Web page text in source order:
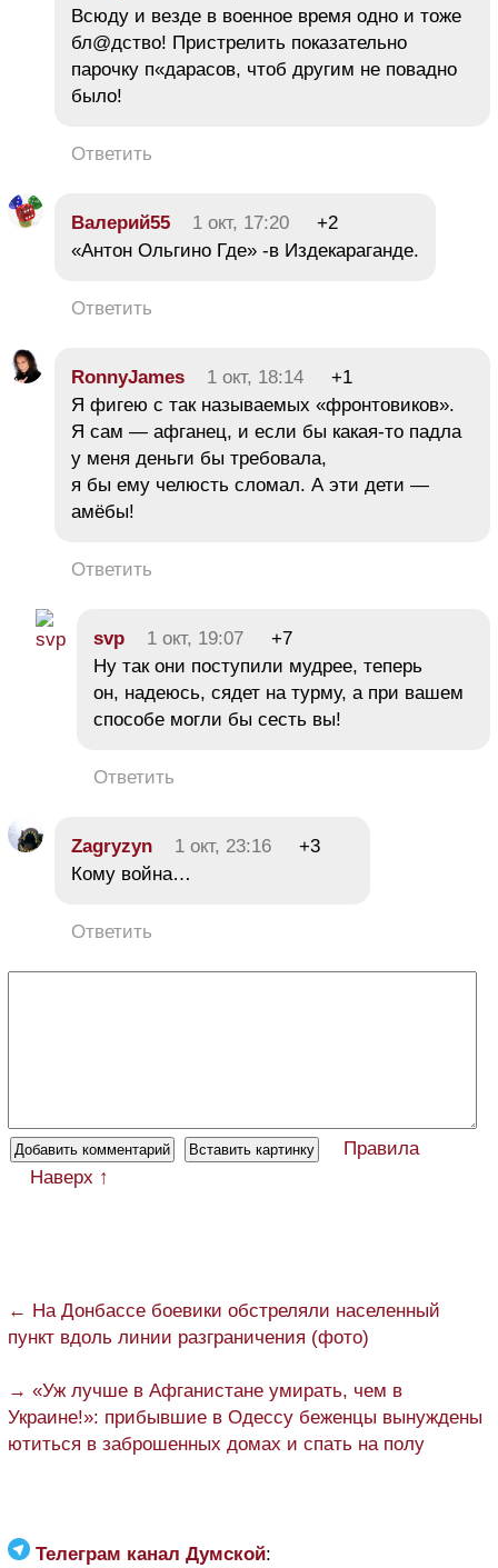
Всюду и везде в военное время одно и тоже
бл@дство! Пристрелить показательно
парочку п«дарасов, чтоб другим не повадно
было!
Ответить
Валерий55 1 окт, 17:20
+2
«Антон Ольгино Где» -в Издекараганде.
Ответить
RonnyJames 1 окт, 18:14
+1
Я фигею с так называемых «фронтовиков».
Я сам — афганец, и если бы какая-то падла
у меня деньги бы требовала,
я бы ему челюсть сломал. А эти дети —
амёбы!
Ответить
svp 1 окт, 19:07
+7
Ну так они поступили мудрее, теперь
он, надеюсь, сядет на турму, а при вашем
способе могли бы сесть вы!
Ответить
Zagryzyn 1 окт, 23:16
+3
Кому война…
Ответить
Правила
Наверх ↑
← На Донбассе боевики обстреляли населенный
пункт вдоль линии разграничения (фото)
→ «Уж лучше в Афганистане умирать, чем в
Украине!»: прибывшие в Одессу беженцы вынуждены
ютиться в заброшенных домах и спать на полу
Телеграм канал Думской: